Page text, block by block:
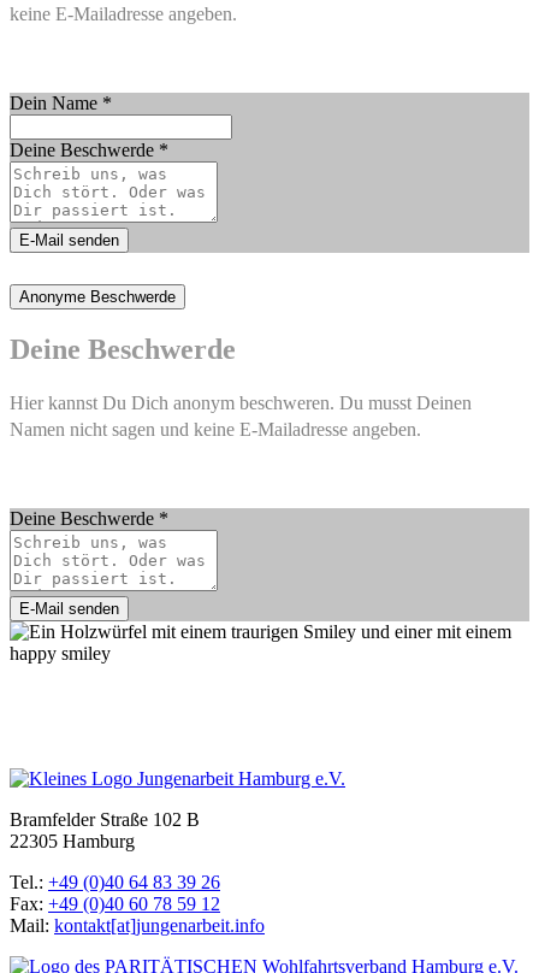
keine E-Mailadresse angeben.
Dein Name *
Deine Beschwerde *
E-Mail senden
Anonyme Beschwerde
Deine Beschwerde
Hier kannst Du Dich anonym beschweren. Du musst Deinen
Namen nicht sagen und keine E-Mailadresse angeben.
Deine Beschwerde *
E-Mail senden
Bramfelder Straße 102 B
22305 Hamburg
Tel.: +49 (0)40 64 83 39 26
Fax: +49 (0)40 60 78 59 12
Mail: kontakt[at]jungenarbeit.info